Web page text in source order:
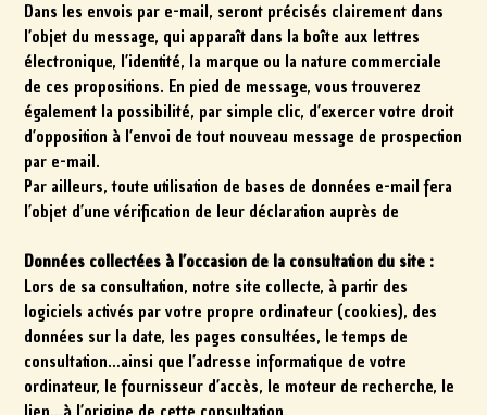
Dans les envois par e-mail, seront précisés clairement dans
l’objet du message, qui apparaît dans la boîte aux lettres
électronique, l’identité, la marque ou la nature commerciale
de ces propositions. En pied de message, vous trouverez
également la possibilité, par simple clic, d’exercer votre droit
d’opposition à l’envoi de tout nouveau message de prospection
par e-mail.
Par ailleurs, toute utilisation de bases de données e-mail fera
l’objet d’une vérification de leur déclaration auprès de
Données collectées à l’occasion de la consultation du site :
Lors de sa consultation, notre site collecte, à partir des
logiciels activés par votre propre ordinateur (cookies), des
données sur la date, les pages consultées, le temps de
consultation…ainsi que l’adresse informatique de votre
ordinateur, le fournisseur d’accès, le moteur de recherche, le